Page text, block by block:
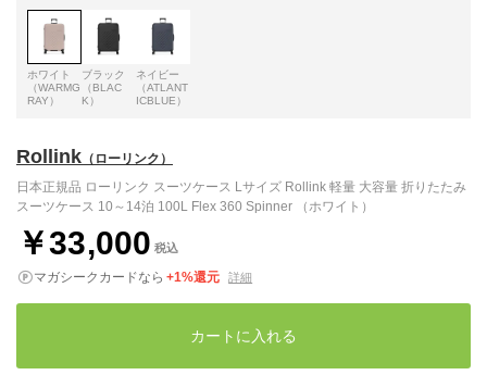
ホワイト
（WARMG
RAY）
ブラック
（BLAC
K）
ネイビー
（ATLANT
ICBLUE）
Rollink （ローリンク）
日本正規品 ローリンク スーツケース Lサイズ Rollink 軽量 大容量 折りたたみ
スーツケース 10～14泊 100L Flex 360 Spinner （ホワイト）
￥33,000 税込
マガシークカードなら +1%還元 詳細
カートに入れる